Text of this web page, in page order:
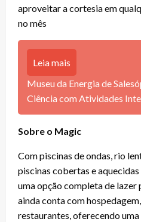
aproveitar a cortesia em
no mês
Leia mais
Museu da Energia de
Ciência com Atividades
Sobre o Magic
Com piscinas de ondas, rio
piscinas cobertas e
uma opção completa de
ainda conta com
restaurantes, oferecendo